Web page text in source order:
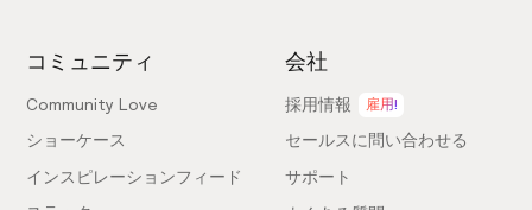
コミュニティ
Community Love
ショーケース
インスピレーションフィード
会社
採用情報 雇用!
セールスに問い合わせる
サポート